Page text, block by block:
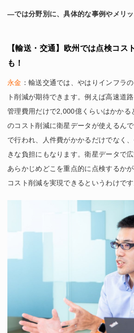
―では分野別に、具体的な事例やメリッ
【輸送・交通】欧州では点検コス
も！
永金 ：輸送交通では、やはりインフラ
ト削減が期待できます。例えば高速道
管理費用だけで2,000億くらいはかかる
のコスト削減に衛星データが使えるん
で行われ、人件費がかかるだけでなく
きな負担にもなります。衛星データで
あらかじめどこを重点的に点検するか
コスト削減を実現できるというわけです